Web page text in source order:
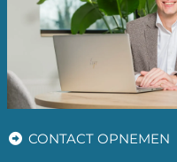
CONTACT OPNEMEN